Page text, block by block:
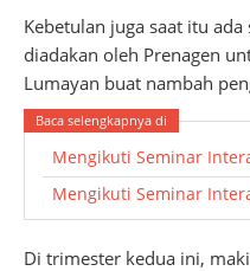
Kebetulan juga saat itu
diadakan oleh Prenagen
Lumayan buat nambah
Mengikuti Seminar
Mengikuti Seminar
Di trimester kedua ini,